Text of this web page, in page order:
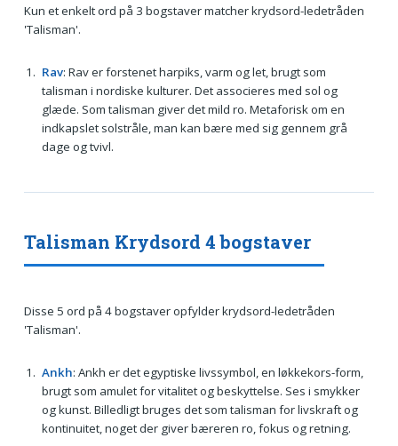
Kun et enkelt ord på 3 bogstaver matcher krydsord-ledetråden
'Talisman'.
Rav: Rav er forstenet harpiks, varm og let, brugt som
talisman i nordiske kulturer. Det associeres med sol og
glæde. Som talisman giver det mild ro. Metaforisk om en
indkapslet solstråle, man kan bære med sig gennem grå
dage og tvivl.
Talisman Krydsord 4 bogstaver
Disse 5 ord på 4 bogstaver opfylder krydsord-ledetråden
'Talisman'.
Ankh: Ankh er det egyptiske livssymbol, en løkkekors-form,
brugt som amulet for vitalitet og beskyttelse. Ses i smykker
og kunst. Billedligt bruges det som talisman for livskraft og
kontinuitet, noget der giver bæreren ro, fokus og retning.